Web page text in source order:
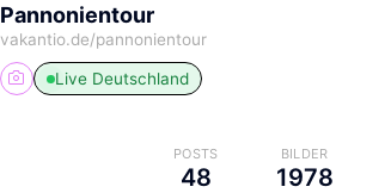
Pannonientour
vakantio.de/pannonientour
Live Deutschland
POSTS
48
BILDER
1978